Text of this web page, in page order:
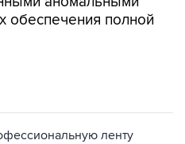
обеспечения полной
ленту